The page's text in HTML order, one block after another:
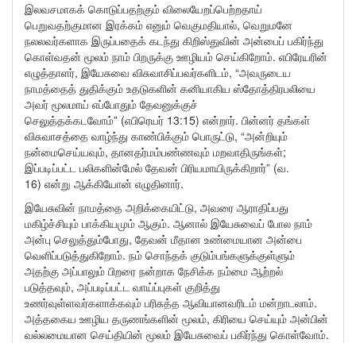
இலவசமாகக் கொடுப்பதற்கும் விலையேறப்பெற்றதாய்
பெறுவதற்குமான இரக்கம் எனும் வெகுமதியால், வெறுமனே
நலலவர்களாக இருப்பதைக் கடந்து கிறிஸ்துவின் அன்பைப் பகிர்ந்து
கொள்வதன் மூலம் நாம் பிறருக்கு ஊழியம் செய்கிறோம். எபிரேயரின்
எழுத்தாளர், இயேசுவை விசுவாசிப்பவர்களிடம், “அவருடைய
நாமத்தைத் துதிக்கும் உதடுகளின் கனியாகிய ஸ்தோத்திரபலியை
அவர் மூலமாய் எப்போதும் தேவனுக்குச்
செலுத்தக்கடவோம்” (எபிரெயர் 13:15) என்றார். பின்னர் தங்கள்
விசுவாசத்தை வாழ்ந்து காண்பிக்கும் பொருட்டு, “அன்றியும்
நன்மைசெய்யவும், தானதர்மம்பண்ணவும் மறவாதிருங்கள்;
இப்படிப்பட்ட பலிகளின்மேல் தேவன் பிரியமாயிருக்கிறார்” (வ.
16) என்று ஆக்கியோன் எழுதினார்.
இயேசுவின் நாமத்தை அறிக்கையிட்டு, அவரை ஆராதிப்பது
மகிழ்ச்சியும் பாக்கியமும் ஆகும். ஆனால் இயேசுவைப் போல நாம்
அன்பு செலுத்தும்போது, தேவன் மீதான உண்மையான அன்பை
வெளிப்படுத்துகிறோம். நம் சொந்தக் குடும்பங்களுக்குள்ளும்
அதற்கு அப்பாலும் பிறரை நன்றாக நேசிக்க நம்மை ஆற்றல்
படுத்தவும், அப்படிப்பட்ட வாய்ப்புகள் குறித்து
உணர்வுள்ளவர்களாக்கவும் பரிசுத்த ஆவியானவரிடம் மன்றாடலாம்.
அத்தகைய ஊழிய தருணங்களின் மூலம், கிரியை செய்யும் அன்பின்
வல்லமையான செய்தியின் மூலம் இயேசுவைப் பகிர்ந்து கொள்வோம்.